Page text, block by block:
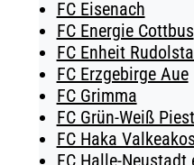
FC Eisenach
FC Energie Cottbus
FC Enheit
FC Erzgebirge Aue
FC Grimma
FC Grün-Weiß
FC Haka
FC Halle-Neustadt